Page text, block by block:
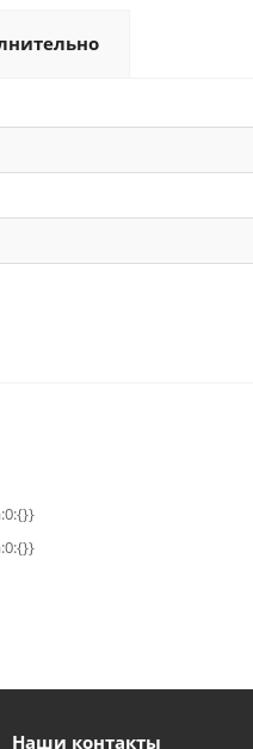
Наши контакты